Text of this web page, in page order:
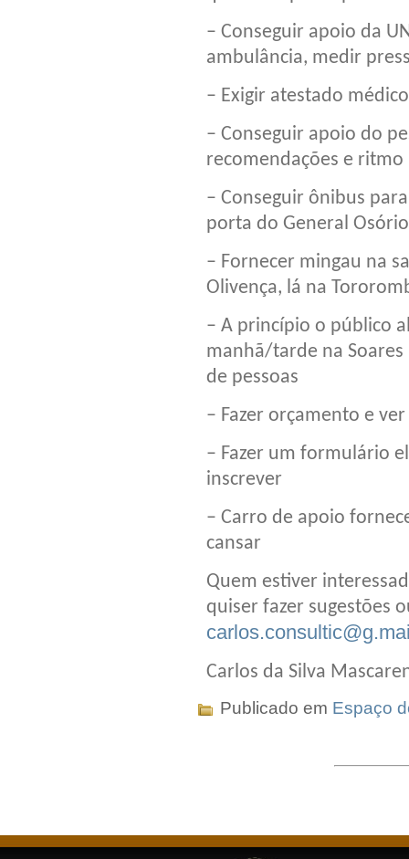
– Conseguir apoio da
ambulância, medir
– Exigir atestado
– Conseguir apoio do
recomendações e ritmo
– Conseguir ônibus
porta do General Osório
– Fornecer mingau na
Olivença, lá na
– A princípio o público
manhã/tarde na
de pessoas
– Fazer orçamento e
– Fazer um formulário
inscrever
– Carro de apoio
cansar
Quem estiver
quiser fazer sugestões
Carlos da Silva
Publicado em Espaço